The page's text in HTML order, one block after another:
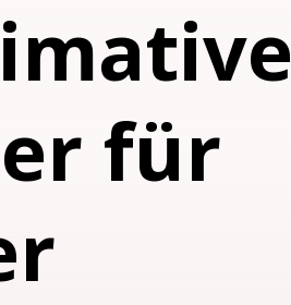
für